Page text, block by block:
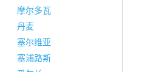
摩尔多瓦
丹麦
塞尔维亚
塞浦路斯